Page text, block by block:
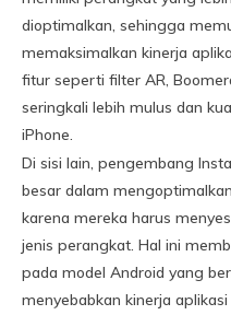
dioptimalkan, sehingga
memaksimalkan kinerja
fitur seperti filter AR,
seringkali lebih mulus dan
iPhone.
Di sisi lain, pengembang
besar dalam
karena mereka harus
jenis perangkat. Hal ini
pada model Android yang
menyebabkan kinerja